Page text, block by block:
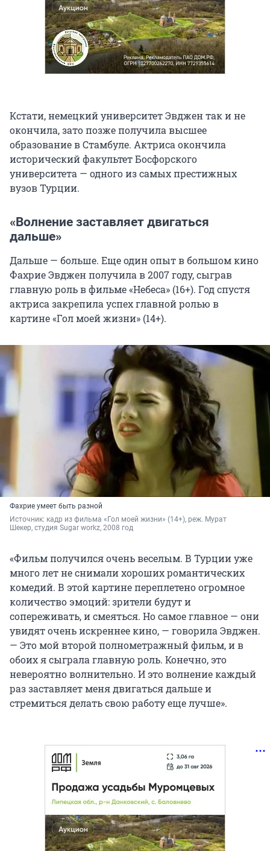
Кстати, немецкий университет Эвджен так и не
окончила, зато позже получила высшее
образование в Стамбуле. Актриса окончила
исторический факультет Босфорского
университета — одного из самых престижных
вузов Турции.
«Волнение заставляет двигаться
дальше»
Дальше — больше. Еще один опыт в большом кино
Фахрие Эвджен получила в 2007 году, сыграв
главную роль в фильме «Небеса» (16+). Год спустя
актриса закрепила успех главной ролью в
картине «Гол моей жизни» (14+).
Фахрие умеет быть разной
Источник: кадр из фильма «Гол моей жизни» (14+), реж. Мурат
Шекер, студия Sugar workz, 2008 год
«Фильм получился очень веселым. В Турции уже
много лет не снимали хороших романтических
комедий. В этой картине переплетено огромное
количество эмоций: зрители будут и
сопереживать, и смеяться. Но самое главное — они
увидят очень искреннее кино, — говорила Эвджен.
— Это мой второй полнометражный фильм, и в
обоих я сыграла главную роль. Конечно, это
невероятно волнительно. И это волнение каждый
раз заставляет меня двигаться дальше и
стремиться делать свою работу еще лучше».